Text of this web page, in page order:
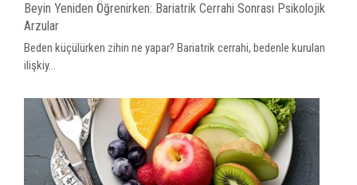
Beyin Yeniden Öğrenirken: Bariatrik Cerrahi Sonrası Psikolojik
Arzular
Beden küçülürken zihin ne yapar? Bariatrik cerrahi, bedenle kurulan
ilişkiy...